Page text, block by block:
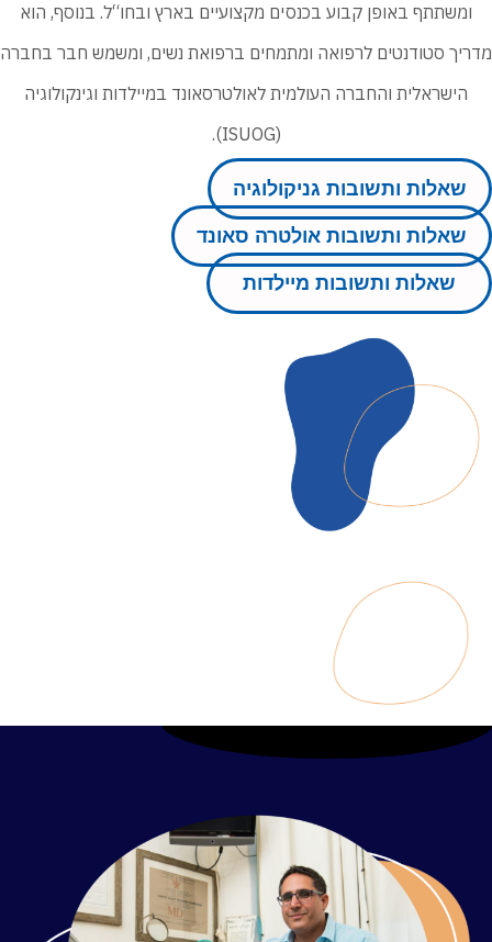
ומשתתף באופן קבוע בכנסים מקצועיים בארץ ובחו“ל. בנוסף, הוא
סטודנטים לרפואה ומתמחים ברפואת נשים, ומשמש חבר בחברה
הישראלית והחברה העולמית לאולטרסאונד במיילדות וגינקולוגיה
שאלות ותשובות גניקולוגיה
שאלות ותשובות אולטרה סאונד
שאלות ותשובות מיילדות